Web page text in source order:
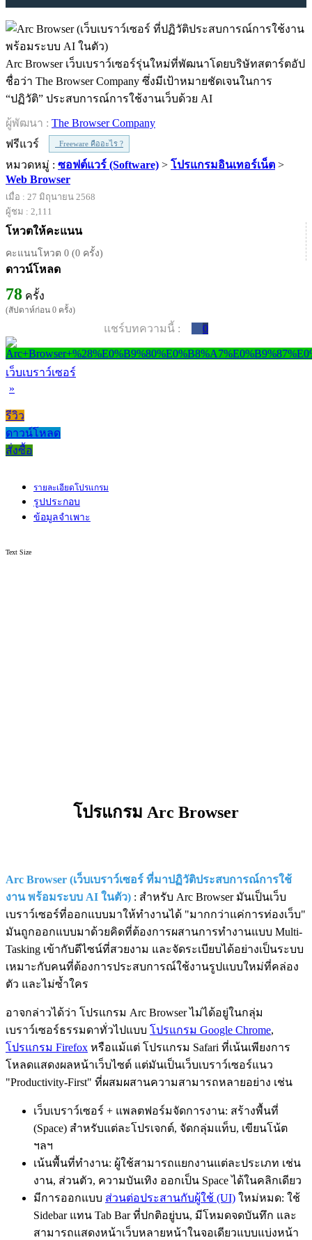
Arc Browser เว็บเบราว์เซอร์รุ่นใหม่ที่พัฒนาโดยบริษัทสตาร์ตอัป
ชื่อว่า The Browser Company ซึ่งมีเป้าหมายชัดเจนในการ
“ปฏิวัติ” ประสบการณ์การใช้งานเว็บด้วย AI
ผู้พัฒนา : The Browser Company
ฟรีแวร์
Freeware คืออะไร ?
หมวดหมู่ : ซอฟต์แวร์ (Software) > โปรแกรมอินเทอร์เน็ต >
Web Browser
เมื่อ : 27 มิถุนายน 2568
ผู้ชม : 2,111
โหวตให้คะแนน
คะแนนโหวต 0 (0 ครั้ง)
ดาวน์โหลด
78 ครั้ง
(สัปดาห์ก่อน 0 ครั้ง)
แชร์บทความนี้ : 0
เว็บเบราว์เซอร์
»
รีวิว
ดาวน์โหลด
สั่งซื้อ
รายละเอียดโปรแกรม
รูปประกอบ
ข้อมูลจำเพาะ
Text Size
โปรแกรม Arc Browser
Arc Browser (เว็บเบราว์เซอร์ ที่มาปฏิวัติประสบการณ์การใช้
งาน พร้อมระบบ AI ในตัว) : สำหรับ Arc Browser มันเป็นเว็บ
เบราว์เซอร์ที่ออกแบบมาให้ทำงานได้ "มากกว่าแค่การท่องเว็บ"
มันถูกออกแบบมาด้วยคิดที่ต้องการผสานการทำงานแบบ Multi-
Tasking เข้ากับดีไซน์ที่สวยงาม และจัดระเบียบได้อย่างเป็นระบบ
เหมาะกับคนที่ต้องการประสบการณ์ใช้งานรูปแบบใหม่ที่คล่อง
ตัว และไม่ซ้ำใคร
อาจกล่าวได้ว่า โปรแกรม Arc Browser ไม่ได้อยู่ในกลุ่ม
เบราว์เซอร์ธรรมดาทั่วไปแบบ โปรแกรม Google Chrome,
โปรแกรม Firefox หรือแม้แต่ โปรแกรม Safari ที่เน้นเพียงการ
โหลดแสดงผลหน้าเว็บไซต์ แต่มันเป็นเว็บเบราว์เซอร์แนว
"Productivity-First" ที่ผสมผสานความสามารถหลายอย่าง เช่น
เว็บเบราว์เซอร์ + แพลตฟอร์มจัดการงาน: สร้างพื้นที่
(Space) สำหรับแต่ละโปรเจกต์, จัดกลุ่มแท็บ, เขียนโน้ต
ฯลฯ
เน้นพื้นที่ทำงาน: ผู้ใช้สามารถแยกงานแต่ละประเภท เช่น
งาน, ส่วนตัว, ความบันเทิง ออกเป็น Space ได้ในคลิกเดียว
มีการออกแบบ ส่วนต่อประสานกับผู้ใช้ (UI) ใหม่หมด: ใช้
Sidebar แทน Tab Bar ที่ปกติอยู่บน, มีโหมดจดบันทึก และ
สามารถแสดงหน้าเว็บหลายหน้าในจอเดียวแบบแบ่งหน้า